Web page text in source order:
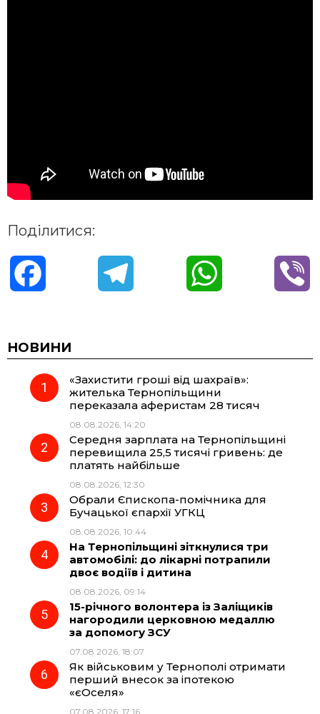
Поділитися:
c
e
o
k
e
r
a
t
A
НОВИНИ
«Захистити гроші від шахраїв»:
жителька Тернопільщини
переказала аферистам 28 тисяч
08.08.2026, 14:20
Середня зарплата на Тернопільщині
перевищила 25,5 тисячі гривень: де
платять найбільше
08.08.2026, 12:30
Обрали Єпископа-помічника для
Бучацької єпархії УГКЦ
08.08.2026, 10:44
На Тернопільщині зіткнулися три
автомобілі: до лікарні потрапили
двоє водіїв і дитина
08.08.2026, 09:14
15-річного волонтера із Заліщиків
нагородили церковною медаллю
за допомогу ЗСУ
07.08.2026, 18:07
Як військовим у Тернополі отримати
перший внесок за іпотекою
«єОселя»
07.08.2026, 17:16